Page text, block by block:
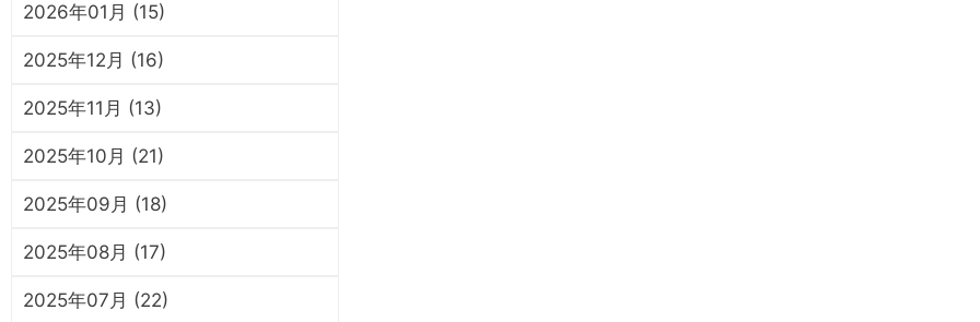
2026年01月 (15)
2025年12月 (16)
2025年11月 (13)
2025年10月 (21)
2025年09月 (18)
2025年08月 (17)
2025年07月 (22)